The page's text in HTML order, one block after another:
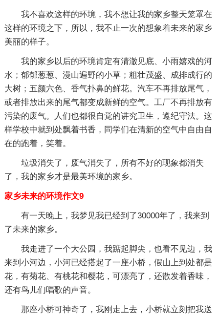
我不喜欢这样的环境，我不想让我的家乡整天笼罩在
这样的环境之下，所以，我不止一次的想象着未来的家乡
美丽的样子。
我的家乡以后的环境肯定有清澈见底、小雨嬉戏的河
水；郁郁葱葱、漫山遍野的小草；粗壮茂盛、成排成行的
大树；五颜六色、香气扑鼻的鲜花。汽车不再排放尾气，
或者排放出来的尾气都变成新鲜的空气。工厂不再排放有
污染的废气。人们也都很自觉的讲究卫生，遵纪守法。这
样学校中就到处飘着书香，同学们在清新的空气中自由自
在的跑着，笑着。
垃圾消失了，废气消失了，所有不好的现象都消失
了，我的家乡才是最美环境的家乡。
家乡未来的环境作文9
有一天晚上，我梦见我已经到了30000年了，我来到
了未来的家乡。
我走进了一个大公园，我踮起脚尖，也看不见边，我
来到小河边，小河已经搭起了一座小桥，假山上到处都是
花，有菊花、有桃花和樱花，可漂亮了，还散发着香味，
还有鸟儿们唱歌的声音。
那座小桥可神奇了，我刚走上去，小桥就立刻把我送